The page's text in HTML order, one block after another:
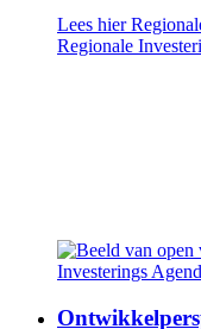
Lees hier
Regionale